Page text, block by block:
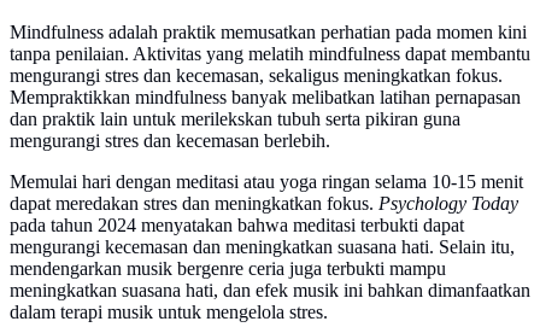
Mindfulness adalah praktik memusatkan perhatian pada momen kini
tanpa penilaian. Aktivitas yang melatih mindfulness dapat membantu
mengurangi stres dan kecemasan, sekaligus meningkatkan fokus.
Mempraktikkan mindfulness banyak melibatkan latihan pernapasan
dan praktik lain untuk merilekskan tubuh serta pikiran guna
mengurangi stres dan kecemasan berlebih.
Memulai hari dengan meditasi atau yoga ringan selama 10-15 menit
dapat meredakan stres dan meningkatkan fokus. Psychology Today
pada tahun 2024 menyatakan bahwa meditasi terbukti dapat
mengurangi kecemasan dan meningkatkan suasana hati. Selain itu,
mendengarkan musik bergenre ceria juga terbukti mampu
meningkatkan suasana hati, dan efek musik ini bahkan dimanfaatkan
dalam terapi musik untuk mengelola stres.